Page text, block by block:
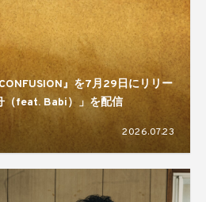
』を7月29日にリリー
（feat. Babi）」を配信
2026.07.23